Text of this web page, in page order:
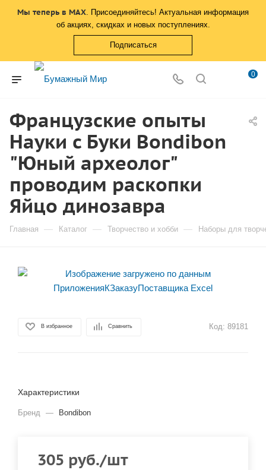
Мы теперь в MAX. Присоединяйтесь! Актуальная информация
об акциях, скидках и новых поступлениях.
Подписаться
0
Французские опыты
Науки с Буки Bondibon
"Юный археолог"
проводим раскопки
Яйцо динозавра
Главная — Каталог — Творчество и хобби — Наборы для
В избранное Сравнить Код: 89181
Характеристики
Бренд — Bondibon
305 руб./шт